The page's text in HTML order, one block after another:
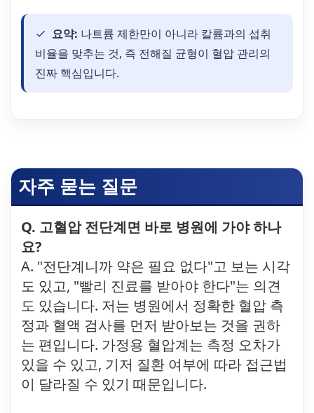
요약: 나트륨 제한만이 아니라 칼륨과의 섭취
비율을 맞추는 것, 즉 전해질 균형이 혈압 관리의
진짜 핵심입니다.
자주 묻는 질문
Q. 고혈압 전단계면 바로 병원에 가야 하나
요?
A. "전단계니까 약은 필요 없다"고 보는 시각
도 있고, "빨리 진료를 받아야 한다"는 의견
도 있습니다. 저는 병원에서 정확한 혈압 측
정과 혈액 검사를 먼저 받아보는 것을 권하
는 편입니다. 가정용 혈압계는 측정 오차가
있을 수 있고, 기저 질환 여부에 따라 접근법
이 달라질 수 있기 때문입니다.